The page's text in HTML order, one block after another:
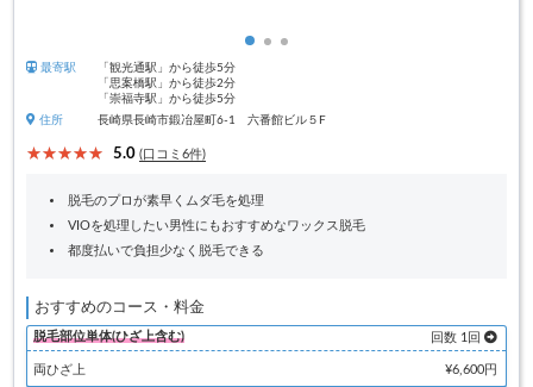
最寄駅
「観光通駅」から徒歩5分
「思案橋駅」から徒歩2分
「崇福寺駅」から徒歩5分
住所
長崎県長崎市鍛冶屋町6-1 六番館ビル５F
5.0 (口コミ6件)
脱毛のプロが素早くムダ毛を処理
VIOを処理したい男性にもおすすめなワックス脱毛
都度払いで負担少なく脱毛できる
おすすめのコース・料金
脱毛部位単体(ひざ上含む) 回数 1回
両ひざ上 ¥6,600円